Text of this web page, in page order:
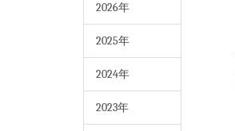
2026年
2025年
2024年
2023年